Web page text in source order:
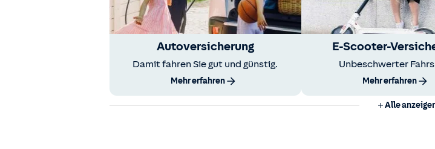
Autoversicherung
Damit fahren Sie gut und günstig.
Mehr erfahren
E-Scooter-
Unbeschwerter
Mehr erfahren
Alle